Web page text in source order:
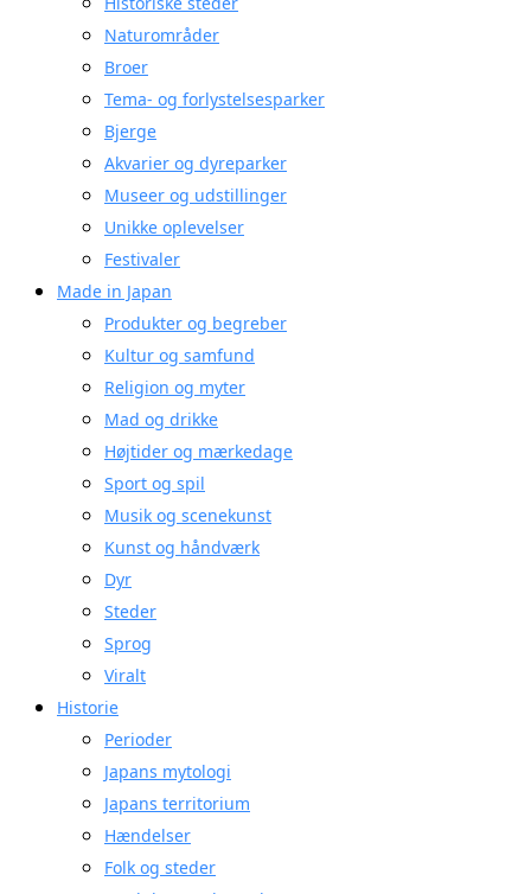
Naturområder
Broer
Tema- og forlystelsesparker
Bjerge
Akvarier og dyreparker
Museer og udstillinger
Unikke oplevelser
Festivaler
Made in Japan
Produkter og begreber
Kultur og samfund
Religion og myter
Mad og drikke
Højtider og mærkedage
Sport og spil
Musik og scenekunst
Kunst og håndværk
Dyr
Steder
Sprog
Viralt
Historie
Perioder
Japans mytologi
Japans territorium
Hændelser
Folk og steder